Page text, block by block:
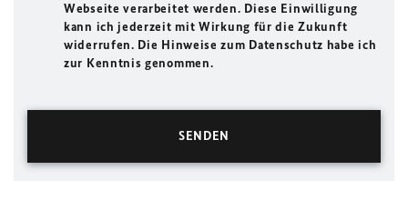
Webseite verarbeitet werden. Diese Einwilligung
kann ich jederzeit mit Wirkung für die Zukunft
widerrufen. Die Hinweise zum Datenschutz habe ich
zur Kenntnis genommen.